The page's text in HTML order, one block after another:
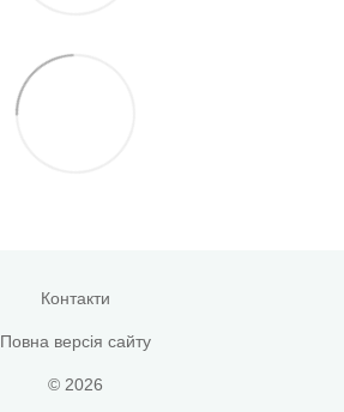
Контакти
Повна версія сайту
© 2026